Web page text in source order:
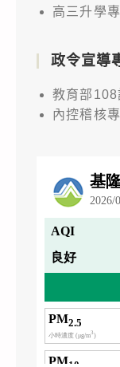
高三升學
政令宣導
教育部108
內控稽核